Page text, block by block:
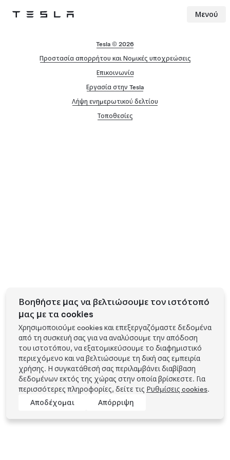
Tesla Μενού
Tesla © 2026
Προστασία απορρήτου και Νομικές υποχρεώσεις
Επικοινωνία
Εργασία στην Tesla
Λήψη ενημερωτικού δελτίου
Τοποθεσίες
Βοηθήστε μας να βελτιώσουμε τον ιστότοπό
μας με τα cookies
Χρησιμοποιούμε cookies και επεξεργαζόμαστε δεδομένα
από τη συσκευή σας για να αναλύσουμε την απόδοση
του ιστοτόπου, να εξατομικεύσουμε το διαφημιστικό
περιεχόμενο και να βελτιώσουμε τη δική σας εμπειρία
χρήσης. Η συγκατάθεσή σας περιλαμβάνει διαβίβαση
δεδομένων εκτός της χώρας στην οποία βρίσκεστε. Για
περισσότερες πληροφορίες, δείτε τις Ρυθμίσεις cookies.
Αποδέχομαι
Απόρριψη